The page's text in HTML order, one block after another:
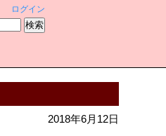
ログイン
2018年6月12日